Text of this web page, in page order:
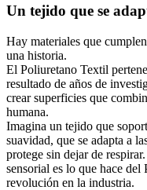
Un tejido que se
Hay materiales que
una historia.
El Poliuretano Textil
resultado de años de
crear superficies que
humana.
Imagina un tejido que
suavidad, que se adapta a
protege sin dejar de
sensorial es lo que hace
revolución en la industria.